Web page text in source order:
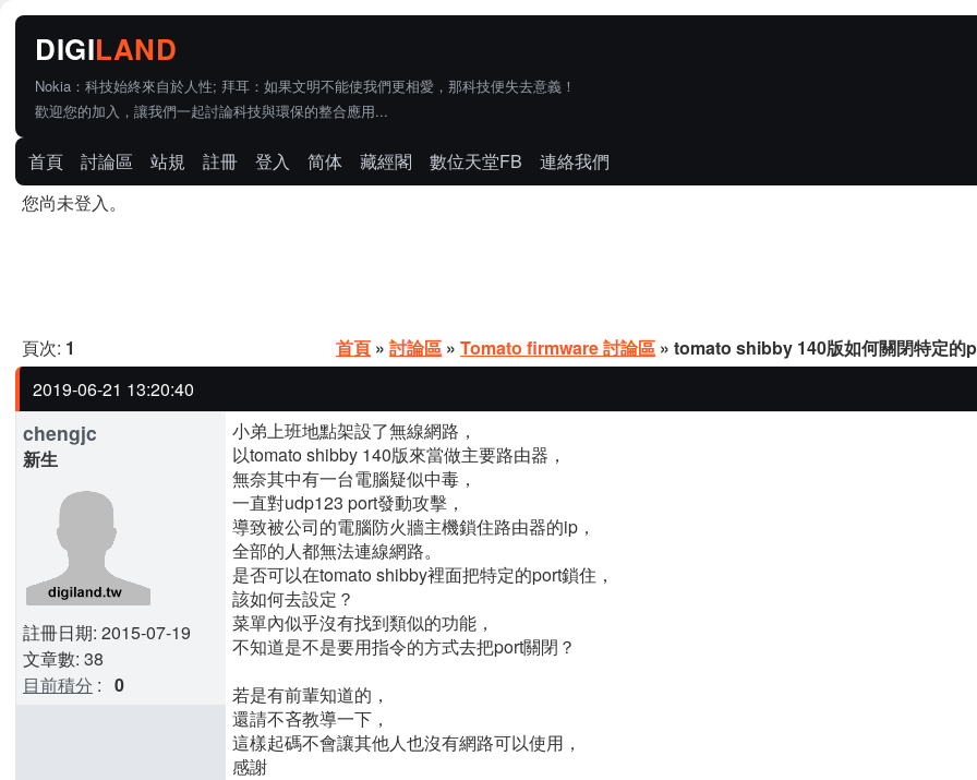
Nokia：科技始終來自於人性; 拜耳：如果文明不能使我們更相愛，那科技便失去意義！
歡迎您的加入，讓我們一起討論科技與環保的整合應用...
首頁 討論區 站規 註冊 登入 简体 藏經閣 數位天堂FB
連絡我們
您尚未登入。
頁次: 1 首頁 » 討論區 » Tomato firmware 討論區 » tomato shibby 140版如何關閉特定的
2019-06-21 13:20:40
chengjc
新生
註冊日期: 2015-07-19
文章數: 38
目前積分 : 0
小弟上班地點架設了無線網路，
以tomato shibby 140版來當做主要路由器，
無奈其中有一台電腦疑似中毒，
一直對udp123 port發動攻擊，
導致被公司的電腦防火牆主機鎖住路由器的ip，
全部的人都無法連線網路。
是否可以在tomato shibby裡面把特定的port鎖住，
該如何去設定？
菜單內似乎沒有找到類似的功能，
不知道是不是要用指令的方式去把port關閉？
若是有前輩知道的，
還請不吝教導一下，
這樣起碼不會讓其他人也沒有網路可以使用，
感謝